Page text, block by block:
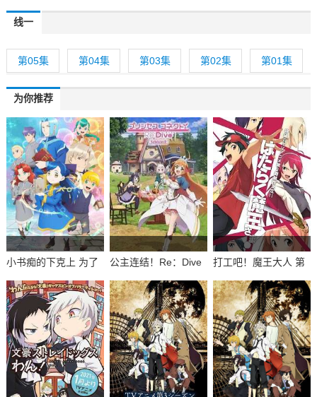
线一
第05集 第04集 第03集 第02集 第01集
为你推荐
小书痴的下克上 为了
成为图书管理员不择
手段！第二季
公主连结！Re：Dive
第二季
打工吧！魔王大人 第
二季